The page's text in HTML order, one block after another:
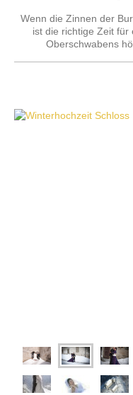
Wenn die Zinnen der
ist die richtige Zeit für
Oberschwabens